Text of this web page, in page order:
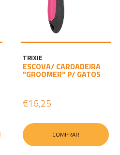
TRIXIE
ESCOVA/ CARDADEIRA
"GROOMER" P/ GATOS
€16,25
COMPRAR